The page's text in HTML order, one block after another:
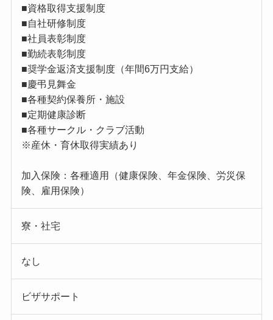
■資格取得支援制度
■自社研修制度
■社員表彰制度
■勤続表彰制度
■奨学金返済支援制度（年間6万円支給）
■慶弔見舞金
■各種契約保養所・施設
■定期健康診断
■各種サークル・クラブ活動
※産休・育休取得実績あり
加入保険：各種適用（健康保険、年金保険、労災保
険、雇用保険）
寮・社宅
なし
ビザサポート